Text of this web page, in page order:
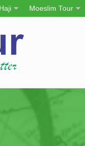
Moeslim Tour